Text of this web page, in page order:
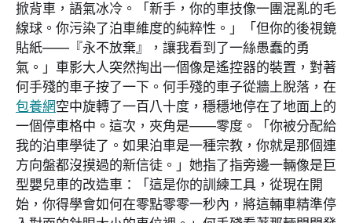
掀背車，語氣冰冷。「新手，你的車技像一團混亂的毛
線球。你污染了泊車維度的純粹性。」「但你的後視鏡
貼紙——『永不放棄』，讓我看到了一絲愚蠢的勇
氣。」車影大人突然掏出一個像是遙控器的裝置，對著
何手殘的車子按了一下。何手殘的車子從牆上脫落，在
包養網空中旋轉了一百八十度，穩穩地停在了地面上的
一個停車格中。這次，夾角是——零度。「你被分配給
我的泊車學徒了。如果泊車是一種宗教，你就是那個連
方向盤都沒摸過的新信徒。」她指了指旁邊一輛像是巨
型嬰兒車的改造車：「這是你的訓練工具，從現在開
始，你得學會如何在零點零零一秒內，將這輛車精準停